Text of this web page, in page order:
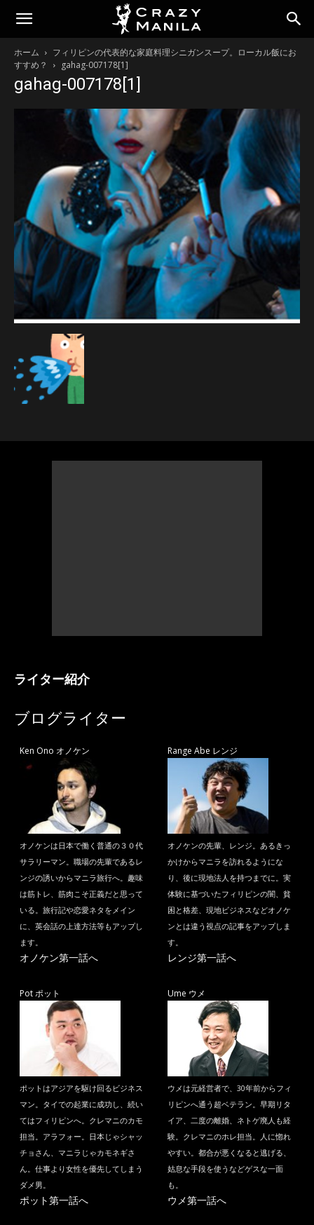
ホーム
フィリピンの代表的な家庭料理シニガンスープ。ローカル飯にお
すすめ？
gahag-007178[1]
gahag-007178[1]
ライター紹介
ブログライター
Ken Ono オノケン
オノケンは日本で働く普通の３０代
サラリーマン。職場の先輩であるレ
ンジの誘いからマニラ旅行へ。趣味
は筋トレ、筋肉こそ正義だと思って
いる。旅行記や恋愛ネタをメイン
に、英会話の上達方法等もアップし
ます。
オノケン第一話へ
Range Abe レンジ
オノケンの先輩、レンジ。あるきっ
かけからマニラを訪れるようにな
り、後に現地法人を持つまでに。実
体験に基づいたフィリピンの闇、貧
困と格差、現地ビジネスなどオノケ
ンとは違う視点の記事をアップしま
す。
レンジ第一話へ
Pot ポット
ポットはアジアを駆け回るビジネス
マン。タイでの起業に成功し、続い
てはフィリピンへ。クレマニのカモ
担当。アラフォー。日本じゃシャッ
チョさん、マニラじゃカモネギさ
ん。仕事より女性を優先してしまう
ダメ男。
ポット第一話へ
Ume ウメ
ウメは元経営者で、30年前からフィ
リピンへ通う超ベテラン。早期リタ
イア、二度の離婚、ネトゲ廃人も経
験。クレマニのホレ担当。人に惚れ
やすい。都合が悪くなると逃げる、
姑息な手段を使うなどゲスな一面
も。
ウメ第一話へ